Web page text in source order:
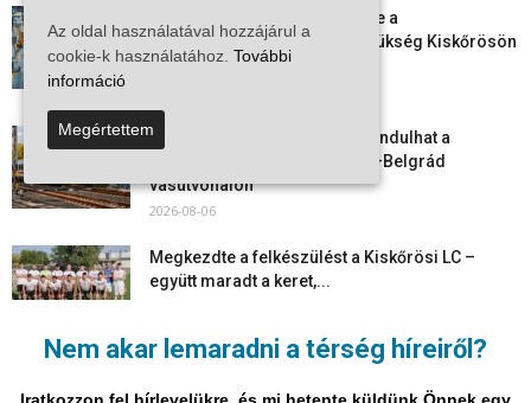
Nem akar lemaradni a térség híreiről?
Aktuális állásajánlatok: ezekre a
munkavállalókra van most szükség Kiskőrösön
és a...
Vitézy Dávid: már ősszel újraindulhat a
személyszállítás a Budapest–Belgrád
vasútvonalon
2026-08-06
Megkezdte a felkészülést a Kiskőrösi LC –
együtt maradt a keret,...
szabadulni a kontinens a...
Az oldal használatával hozzájárul a
cookie-k használatához. További
információ
Megértettem